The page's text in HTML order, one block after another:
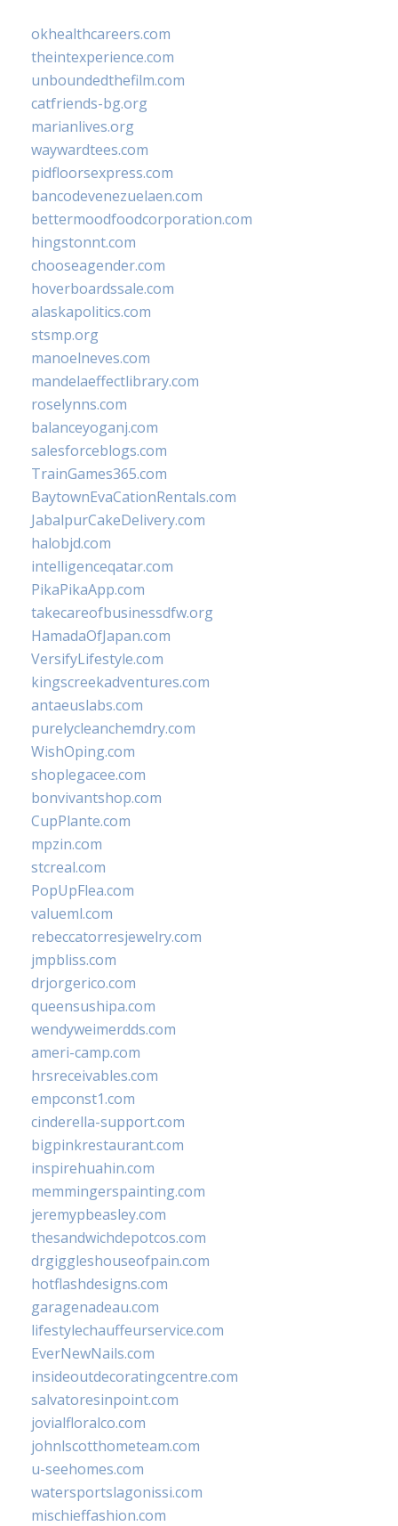
okhealthcareers.com
theintexperience.com
unboundedthefilm.com
catfriends-bg.org
marianlives.org
waywardtees.com
pidfloorsexpress.com
bancodevenezuelaen.com
bettermoodfoodcorporation.com
hingstonnt.com
chooseagender.com
hoverboardssale.com
alaskapolitics.com
stsmp.org
manoelneves.com
mandelaeffectlibrary.com
roselynns.com
balanceyoganj.com
salesforceblogs.com
TrainGames365.com
BaytownEvaCationRentals.com
JabalpurCakeDelivery.com
halobjd.com
intelligenceqatar.com
PikaPikaApp.com
takecareofbusinessdfw.org
HamadaOfJapan.com
VersifyLifestyle.com
kingscreekadventures.com
antaeuslabs.com
purelycleanchemdry.com
WishOping.com
shoplegacee.com
bonvivantshop.com
CupPlante.com
mpzin.com
stcreal.com
PopUpFlea.com
valueml.com
rebeccatorresjewelry.com
jmpbliss.com
drjorgerico.com
queensushipa.com
wendyweimerdds.com
ameri-camp.com
hrsreceivables.com
empconst1.com
cinderella-support.com
bigpinkrestaurant.com
inspirehuahin.com
memmingerspainting.com
jeremypbeasley.com
thesandwichdepotcos.com
drgiggleshouseofpain.com
hotflashdesigns.com
garagenadeau.com
lifestylechauffeurservice.com
EverNewNails.com
insideoutdecoratingcentre.com
salvatoresinpoint.com
jovialfloralco.com
johnlscotthometeam.com
u-seehomes.com
watersportslagonissi.com
mischieffashion.com